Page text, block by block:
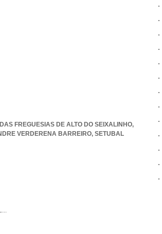
FREGUESIAS DE ALTO DO SEIXALINHO,
VERDERENA BARREIRO, SETUBAL
...